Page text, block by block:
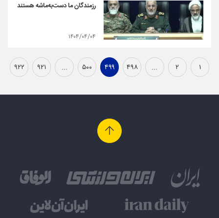
رزمندگان ما دست‌به‌ماشه هستند
۱۴۰۴/۰۴/۰۴
۱ ۲ ... ۴۹۸ ۴۹۹ ۵۰۰ ... ۹۲۱ ۹۲۲